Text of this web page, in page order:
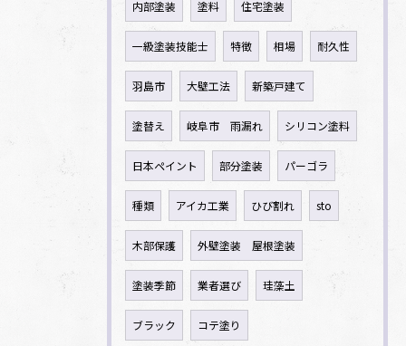
内部塗装 塗料 住宅塗装
一級塗装技能士 特徴 相場 耐久性
羽島市 大壁工法 新築戸建て
塗替え 岐阜市 雨漏れ シリコン塗料
日本ペイント 部分塗装 パーゴラ
種類 アイカ工業 ひび割れ sto
木部保護 外壁塗装 屋根塗装
塗装季節 業者選び 珪藻土
ブラック コテ塗り